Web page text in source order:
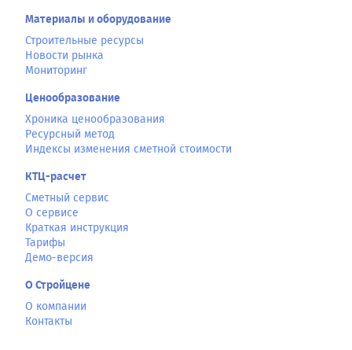
Материалы и оборудование
Строительные ресурсы
Новости рынка
Мониторинг
Ценообразование
Хроника ценообразования
Ресурсный метод
Индексы изменения сметной стоимости
КТЦ-расчет
Сметный сервис
О сервисе
Краткая инструкция
Тарифы
Демо-версия
О Стройцене
О компании
Контакты